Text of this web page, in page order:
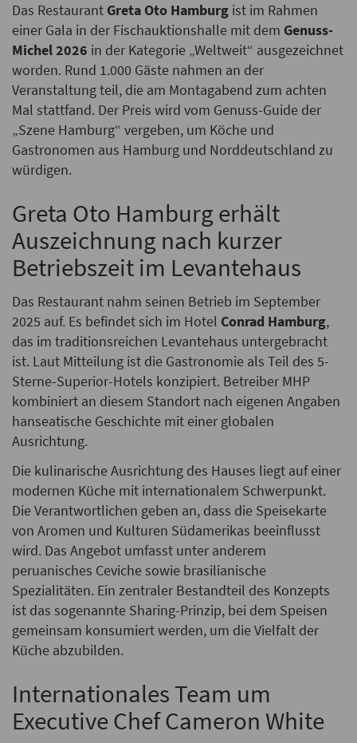
Das Restaurant Greta Oto Hamburg ist im Rahmen
einer Gala in der Fischauktionshalle mit dem Genuss-
Michel 2026 in der Kategorie „Weltweit“ ausgezeichnet
worden. Rund 1.000 Gäste nahmen an der
Veranstaltung teil, die am Montagabend zum achten
Mal stattfand. Der Preis wird vom Genuss-Guide der
„Szene Hamburg“ vergeben, um Köche und
Gastronomen aus Hamburg und Norddeutschland zu
würdigen.
Greta Oto Hamburg erhält
Auszeichnung nach kurzer
Betriebszeit im Levantehaus
Das Restaurant nahm seinen Betrieb im September
2025 auf. Es befindet sich im Hotel Conrad Hamburg,
das im traditionsreichen Levantehaus untergebracht
ist. Laut Mitteilung ist die Gastronomie als Teil des 5-
Sterne-Superior-Hotels konzipiert. Betreiber MHP
kombiniert an diesem Standort nach eigenen Angaben
hanseatische Geschichte mit einer globalen
Ausrichtung.
Die kulinarische Ausrichtung des Hauses liegt auf einer
modernen Küche mit internationalem Schwerpunkt.
Die Verantwortlichen geben an, dass die Speisekarte
von Aromen und Kulturen Südamerikas beeinflusst
wird. Das Angebot umfasst unter anderem
peruanisches Ceviche sowie brasilianische
Spezialitäten. Ein zentraler Bestandteil des Konzepts
ist das sogenannte Sharing-Prinzip, bei dem Speisen
gemeinsam konsumiert werden, um die Vielfalt der
Küche abzubilden.
Internationales Team um
Executive Chef Cameron White